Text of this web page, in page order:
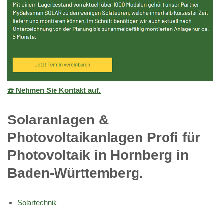
☎️ Nehmen Sie Kontakt auf.
Solaranlagen &
Photovoltaikanlagen Profi für
Photovoltaik in Hornberg in
Baden-Württemberg.
Solartechnik